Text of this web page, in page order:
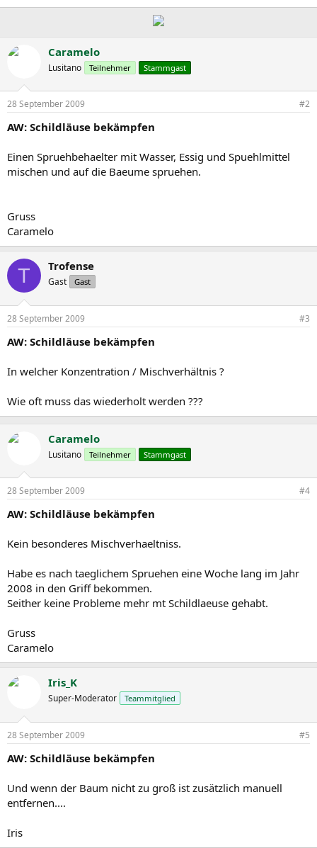
Caramelo
Lusitano Teilnehmer Stammgast
28 September 2009 #2
AW: Schildläuse bekämpfen
Einen Spruehbehaelter mit Wasser, Essig und Spuehlmittel
mischen und auf die Baeume spruehen.
Gruss
Caramelo
T Trofense
Gast Gast
28 September 2009 #3
AW: Schildläuse bekämpfen
In welcher Konzentration / Mischverhältnis ?
Wie oft muss das wiederholt werden ???
Caramelo
Lusitano Teilnehmer Stammgast
28 September 2009 #4
AW: Schildläuse bekämpfen
Kein besonderes Mischverhaeltniss.
Habe es nach taeglichem Spruehen eine Woche lang im Jahr
2008 in den Griff bekommen.
Seither keine Probleme mehr mt Schildlaeuse gehabt.
Gruss
Caramelo
Iris_K
Super-Moderator Teammitglied
28 September 2009 #5
AW: Schildläuse bekämpfen
Und wenn der Baum nicht zu groß ist zusätzlich manuell
entfernen....
Iris